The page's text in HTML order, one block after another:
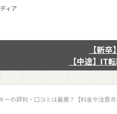
ィア
【新
【中途】IT
ーの評判・口コミは最悪？【料金や注意点